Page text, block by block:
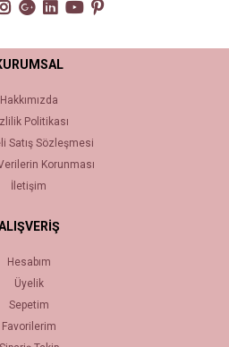
Hakkımızda
Politikası
Satış Sözleşmesi
Korunması
İletişim
Hesabım
Üyelik
Sepetim
Favorilerim